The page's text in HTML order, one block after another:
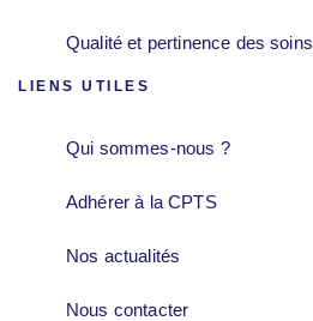
Qualité et pertinence des soins
LIENS UTILES
Qui sommes-nous ?
Adhérer à la CPTS
Nos actualités
Nous contacter